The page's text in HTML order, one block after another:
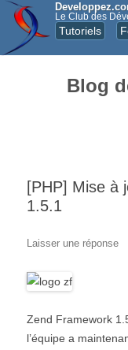
Le Club des
Tutoriels
Blog
[PHP] Mise à
1.5.1
Laisser une réponse
Zend Framework
l’équipe a